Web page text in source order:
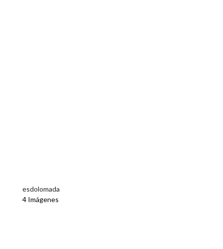
esdolomada
4 Imágenes